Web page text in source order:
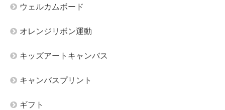
ウェルカムボード
オレンジリボン運動
キッズアートキャンバス
キャンバスプリント
ギフト